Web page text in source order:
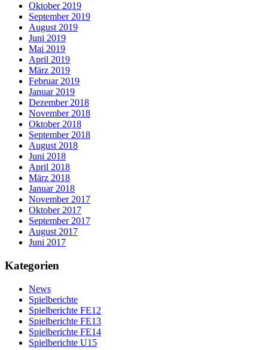
Oktober 2019
September 2019
August 2019
Juni 2019
Mai 2019
April 2019
März 2019
Februar 2019
Januar 2019
Dezember 2018
November 2018
Oktober 2018
September 2018
August 2018
Juni 2018
April 2018
März 2018
Januar 2018
November 2017
Oktober 2017
September 2017
August 2017
Juni 2017
Kategorien
News
Spielberichte
Spielberichte FE12
Spielberichte FE13
Spielberichte FE14
Spielberichte U15